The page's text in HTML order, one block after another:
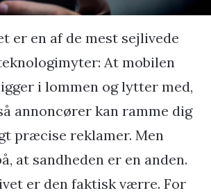
er en af de mest sejlivede
At mobilen
i lommen og lytter med,
annoncører kan ramme dig
præcise reklamer. Men
at sandheden er en anden.
er den faktisk værre. For